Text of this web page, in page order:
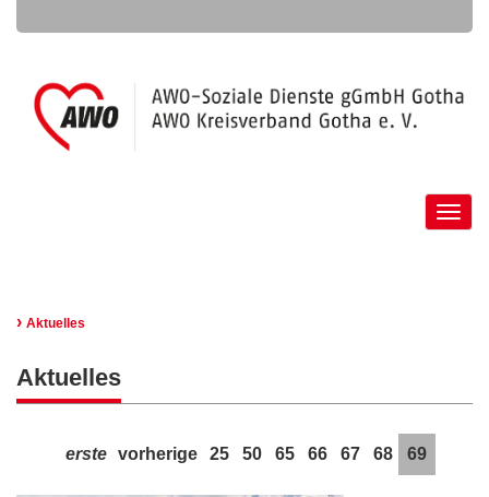
Toggle
› Aktuelles
Aktuelles
erste vorherige 25 50 65 66 67 68 69